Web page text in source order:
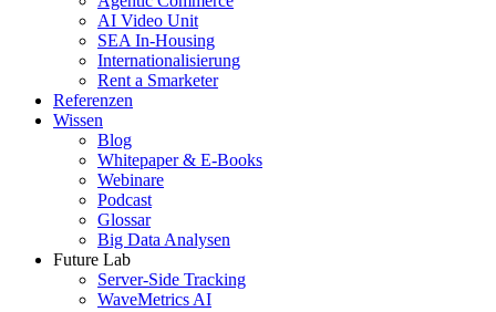
AI Video Unit
SEA In-Housing
Internationalisierung
Rent a Smarketer
Referenzen
Wissen
Blog
Whitepaper & E-Books
Webinare
Podcast
Glossar
Big Data Analysen
Future Lab
Server-Side Tracking
WaveMetrics AI